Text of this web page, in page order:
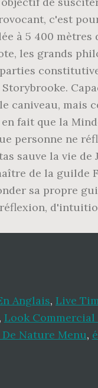
Anglais, Live
, Look Commercial
Nature Menu,